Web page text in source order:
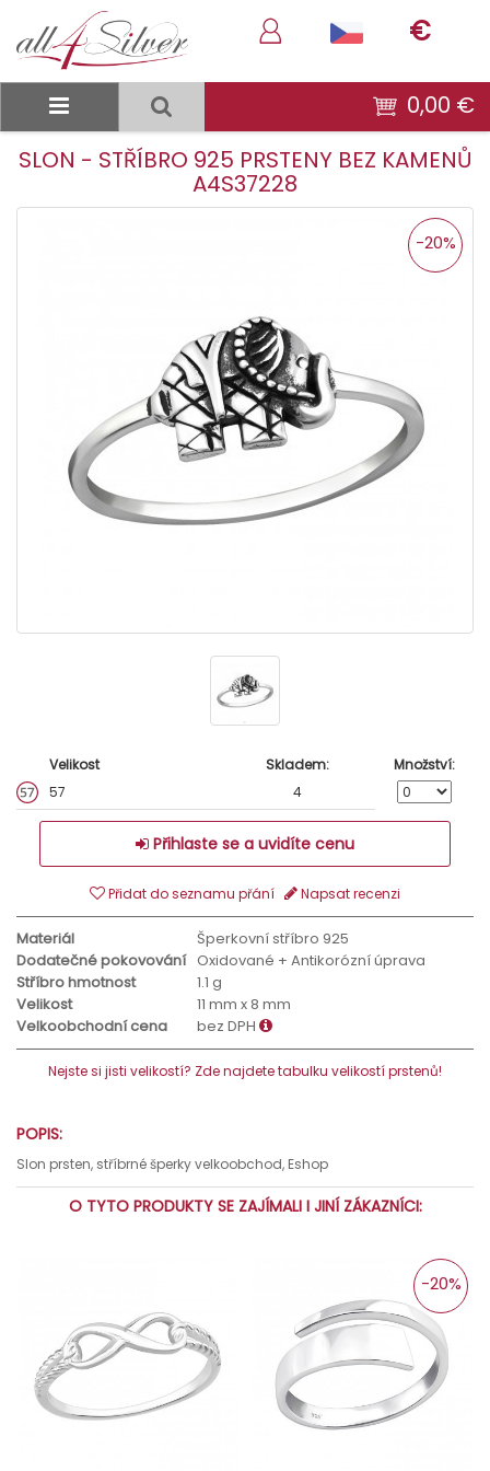
€
0,00 €
SLON - STŘÍBRO 925 PRSTENY BEZ KAMENŮ
A4S37228
-20%
Velikost Skladem:
Množství:
57
4
Přihlaste se a uvidíte cenu
Přidat do seznamu přání Napsat recenzi
Materiál
Šperkovní stříbro 925
Dodatečné pokovování Oxidované + Antikorózní úprava
Stříbro hmotnost
1.1 g
Velikost
11 mm x 8 mm
Velkoobchodní cena
bez DPH
Nejste si jisti velikostí? Zde najdete tabulku velikostí prstenů!
POPIS:
Slon prsten, stříbrné šperky velkoobchod, Eshop
O TYTO PRODUKTY SE ZAJÍMALI I JINÍ ZÁKAZNÍCI:
-20%